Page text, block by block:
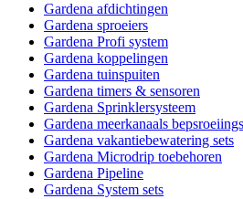
Gardena afdichtingen
Gardena sproeiers
Gardena Profi system
Gardena koppelingen
Gardena tuinspuiten
Gardena timers & sensoren
Gardena Sprinklersysteem
Gardena meerkanaals
Gardena vakantiebewatering sets
Gardena Microdrip toebehoren
Gardena Pipeline
Gardena System sets